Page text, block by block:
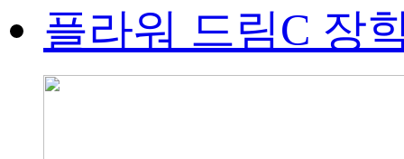
플라워 드림C 장